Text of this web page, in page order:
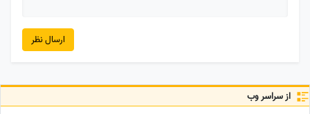
ارسال نظر
از سراسر وب